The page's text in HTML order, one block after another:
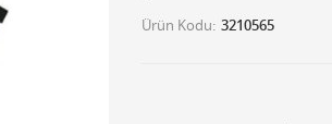
Ürün Kodu 3210565